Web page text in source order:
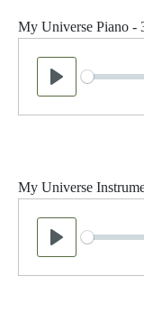
My Universe Piano -
Play
Seek
My Universe
Play
Seek